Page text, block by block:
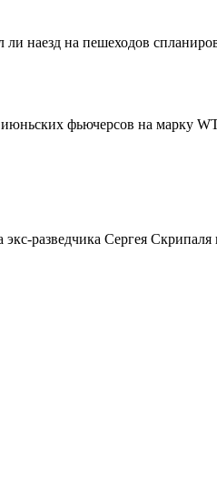
наезд на пешеходов
фьючерсов на марку
разведчика Сергея